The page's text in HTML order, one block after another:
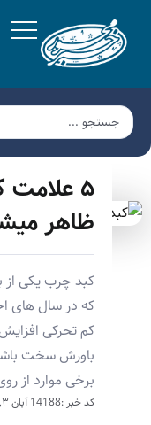
۵
ظاهر
کبد چرب یکی از
که در سال های
کم تحرکی
باورش سخت باشد
برخی موارد از
کد خبر :14188 آبان ۳, ۱۴۰۴